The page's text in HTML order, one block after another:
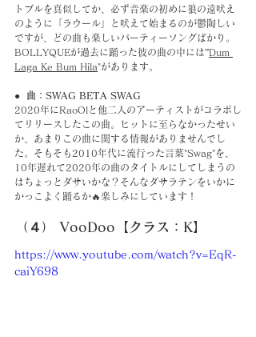
トブルを真似してか、必ず音楽の初めに狼の遠吠え
のように「ラウール」と吠えて始まるのが鬱陶しい
ですが、どの曲も楽しいパーティーソングばかり。
BOLLYQUEが過去に踊った彼の曲の中には”Dum
Laga Ke Bum Hila"があります。
●  曲：SWAG BETA SWAG
2020年にRaoOlと他二人のアーティストがコラボし
てリリースしたこの曲。ヒットに至らなかったせい
か、あまりこの曲に関する情報がありませんでし
た。そもそも2010年代に流行った言葉"Swag"を、
10年遅れて2020年の曲のタイトルにしてしまうの
はちょっとダサいかな？そんなダサラテンをいかに
かっこよく踊るか🔥楽しみにしています！
（４） VooDoo【クラス：K】
https://www.youtube.com/watch?v=EqR-
caiY698